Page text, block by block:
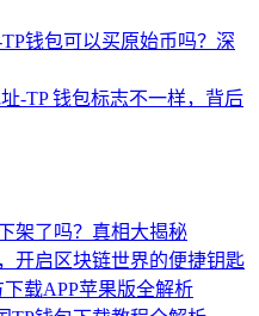
钱包可以买原始币吗？深
-TP 钱包标志不一样，背后
架了吗？真相大揭秘
开启区块链世界的便捷钥匙
载APP苹果版全解析